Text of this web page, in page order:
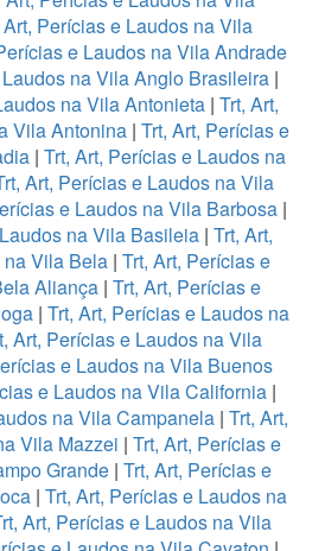
Art, Perícias e Laudos na Vila
e Laudos na Vila Andrade
na Vila Anglo Brasileira |
na Vila Antonieta | Trt, Art,
Vila Antonina| Trt, Art, Perícias e
| Trt, Art, Perícias e Laudos na
Art, Perícias e Laudos na Vila
e Laudos na Vila Barbosa|
na Vila Basileia | Trt, Art,
Vila Bela | Trt, Art, Perícias e
Aliança| Trt, Art, Perícias e
| Trt, Art, Perícias e Laudos na
Art, Perícias e Laudos na Vila
e Laudos na Vila Buenos
e Laudos na Vila California |
na Vila Campanela| Trt, Art,
Vila Mazzei | Trt, Art, Perícias e
Grande| Trt, Art, Perícias e
| Trt, Art, Perícias e Laudos na
Art, Perícias e Laudos na Vila